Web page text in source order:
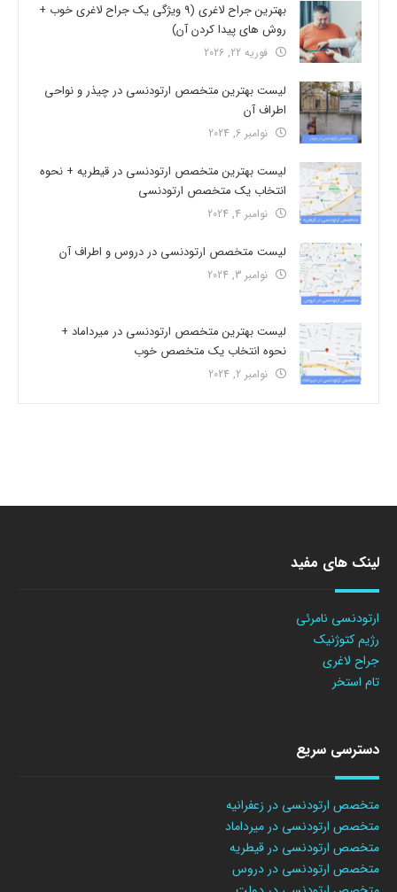
بهترین جراح لاغری (9 ویژگی یک جراح لاغری خوب +
روش های پیدا کردن آن)
فوریه 22, 2026
لیست بهترین متخصص ارتودنسی در چیذر و نواحی
اطراف آن
نوامبر 6, 2024
لیست بهترین متخصص ارتودنسی در قیطریه + نحوه
انتخاب یک متخصص ارتودنسی
نوامبر 4, 2024
لیست متخصص ارتودنسی در دروس و اطراف آن
نوامبر 3, 2024
لیست بهترین متخصص ارتودنسی در میرداماد +
نحوه انتخاب یک متخصص خوب
نوامبر 2, 2024
لینک های مفید
ارتودنسی نامرئی
رژیم کتوژنیک
جراح لاغری
تام استخر
دسترسی سریع
متخصص ارتودنسی در زعفرانیه
متخصص ارتودنسی در میرداماد
متخصص ارتودنسی در قیطریه
متخصص ارتودنسی در دروس